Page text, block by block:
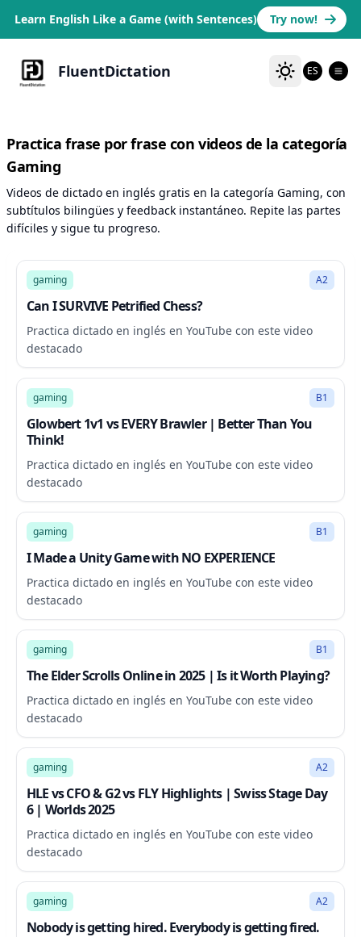
Learn English Like a Game (with Sentences) Try now!
FluentDictation ES
Practica frase por frase con videos de la categoría
Gaming
Videos de dictado en inglés gratis en la categoría Gaming, con
subtítulos bilingües y feedback instantáneo. Repite las partes
difíciles y sigue tu progreso.
gaming A2
Can I SURVIVE Petrified Chess?
Practica dictado en inglés en YouTube con este video
destacado
16:38
gaming B1
Glowbert 1v1 vs EVERY Brawler | Better Than You
Think!
Practica dictado en inglés en YouTube con este video
destacado
6:30
gaming B1
I Made a Unity Game with NO EXPERIENCE
Practica dictado en inglés en YouTube con este video
destacado
23:09
gaming B1
The Elder Scrolls Online in 2025 | Is it Worth Playing?
Practica dictado en inglés en YouTube con este video
destacado
30:00
gaming A2
HLE vs CFO & G2 vs FLY Highlights | Swiss Stage Day
6 | Worlds 2025
Practica dictado en inglés en YouTube con este video
destacado
35:10
gaming A2
Nobody is getting hired. Everybody is getting fired.